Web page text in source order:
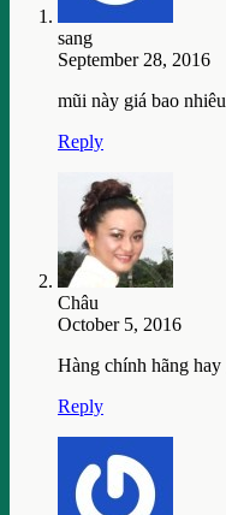
sang
September 28, 2016
mũi này giá bao
Reply
Châu
October 5, 2016
Hàng chính hãng
Reply